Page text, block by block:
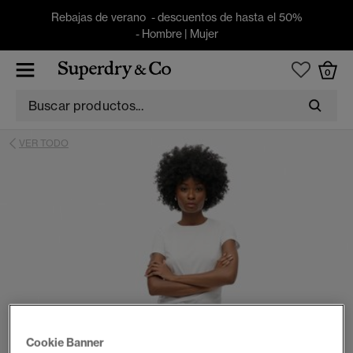
Rebajas de verano - descuentos de hasta el 50%
- Hombre| Mujer
0
VER TODO
Cookie Banner